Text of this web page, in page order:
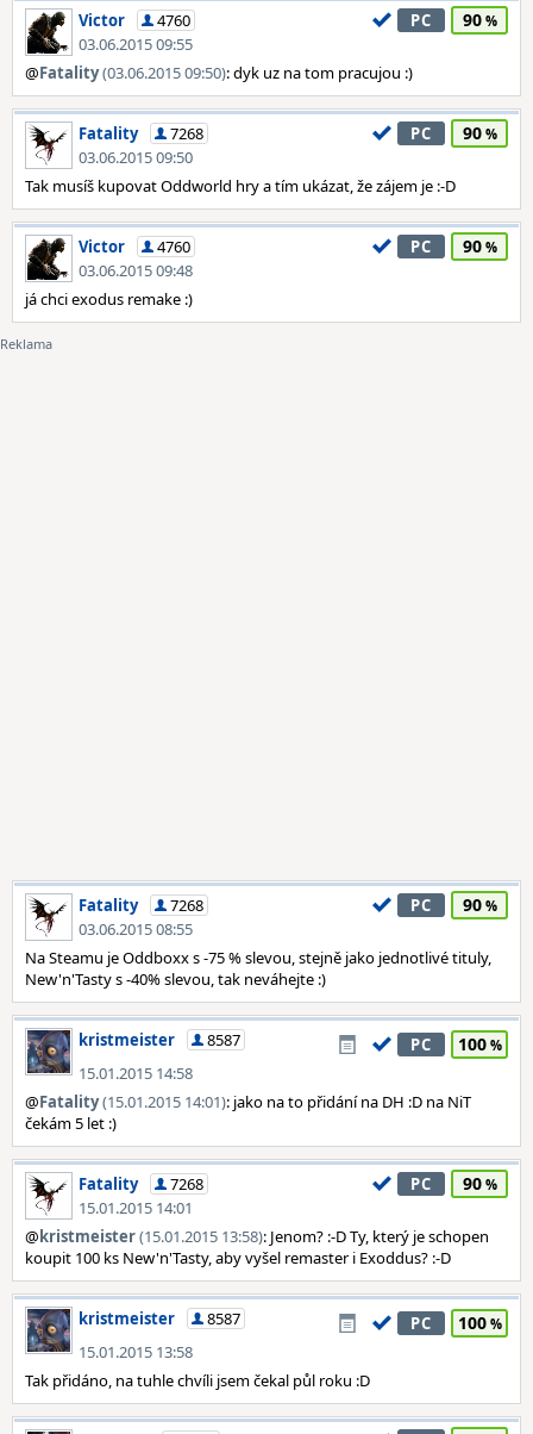
Victor
4760
03.06.2015 09:55
PC 90
@Fatality(03.06.2015 09:50): dyk uz na tom pracujou :)
Fatality
7268
03.06.2015 09:50
PC 90
Tak musíš kupovat Oddworld hry a tím ukázat, že zájem je :-D
Victor
4760
03.06.2015 09:48
PC 90
já chci exodus remake :)
Fatality
7268
03.06.2015 08:55
PC 90
Na Steamu je Oddboxx s -75 % slevou, stejně jako jednotlivé tituly,
New'n'Tasty s -40% slevou, tak neváhejte :)
kristmeister
8587
15.01.2015 14:58
PC 100
@Fatality(15.01.2015 14:01): jako na to přidání na DH :D na NiT
čekám 5 let :)
Fatality
7268
15.01.2015 14:01
PC 90
@kristmeister(15.01.2015 13:58): Jenom? :-D Ty, který je schopen
koupit 100 ks New'n'Tasty, aby vyšel remaster i Exoddus? :-D
kristmeister
8587
15.01.2015 13:58
PC 100
Tak přidáno, na tuhle chvíli jsem čekal půl roku :D